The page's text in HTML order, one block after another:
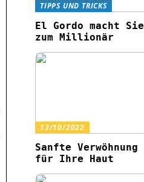
TIPPS UND TRICKS
El Gordo macht Sie
zum Millionär
13/10/2022
Sanfte Verwöhnung
für Ihre Haut